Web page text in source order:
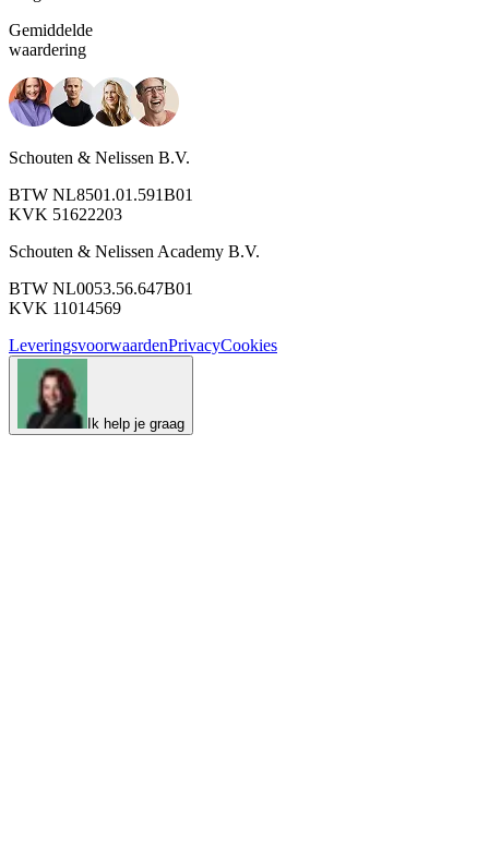
Gemiddelde
waardering
Schouten & Nelissen B.V.
BTW NL8501.01.591B01
KVK 51622203
Schouten & Nelissen Academy B.V.
BTW NL0053.56.647B01
KVK 11014569
LeveringsvoorwaardenPrivacyCookies
Ik help je graag